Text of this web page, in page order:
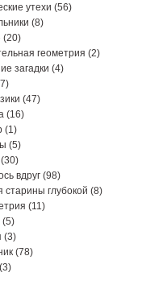
утехи (56)
(8)
(20)
геометрия (2)
загадки (4)
(47)
(16)
(1)
(5)
(30)
вдруг (98)
старины глубокой (8)
(11)
(5)
(3)
(78)
(3)